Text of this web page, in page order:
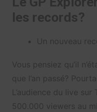
les records?
Un nouveau
Vous pensiez qu’il
que l’an passé?
L’audience du live
500.000 viewers au